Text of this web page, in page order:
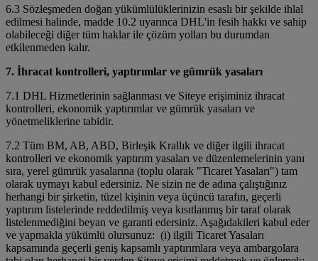
6.3 Sözleşmeden doğan yükümlülüklerinizin esaslı bir şekilde ihlal
edilmesi halinde, madde 10.2 uyarınca DHL'in fesih hakkı ve sahip
olabileceği diğer tüm haklar ile çözüm yolları bu durumdan
etkilenmeden kalır.
7. İhracat kontrolleri, yaptırımlar ve gümrük yasaları
7.1 DHL Hizmetlerinin sağlanması ve Siteye erişiminiz ihracat
kontrolleri, ekonomik yaptırımlar ve gümrük yasaları ve
yönetmeliklerine tabidir.
7.2 Tüm BM, AB, ABD, Birleşik Krallık ve diğer ilgili ihracat
kontrolleri ve ekonomik yaptırım yasaları ve düzenlemelerinin yanı
sıra, yerel gümrük yasalarına (toplu olarak "Ticaret Yasaları") tam
olarak uymayı kabul edersiniz. Ne sizin ne de adına çalıştığınız
herhangi bir şirketin, tüzel kişinin veya üçüncü tarafın, geçerli
yaptırım listelerinde reddedilmiş veya kısıtlanmış bir taraf olarak
listelenmediğini beyan ve garanti edersiniz. Aşağıdakileri kabul eder
ve yapmakla yükümlü olursunuz: (i) ilgili Ticaret Yasaları
kapsamında geçerli geniş kapsamlı yaptırımlara veya ambargolara